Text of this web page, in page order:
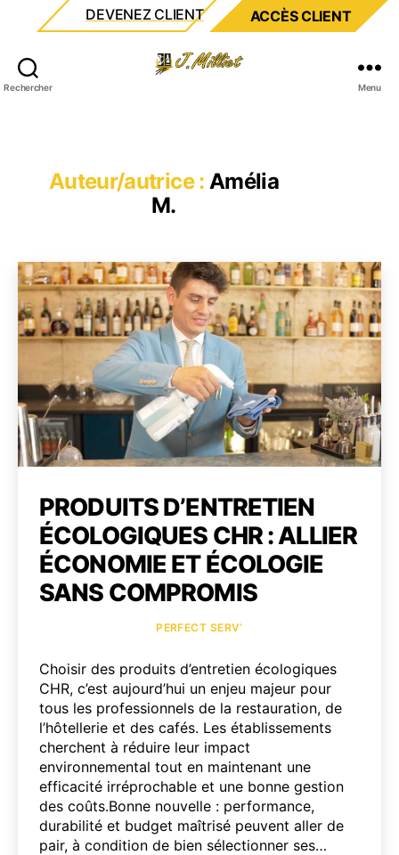
DEVENEZ CLIENT ACCÈS CLIENT
Rechercher Menu
Auteur/autrice : Amélia
M.
PRODUITS D’ENTRETIEN
ÉCOLOGIQUES CHR : ALLIER
ÉCONOMIE ET ÉCOLOGIE
SANS COMPROMIS
PERFECT SERV’
Choisir des produits d’entretien écologiques
CHR, c’est aujourd’hui un enjeu majeur pour
tous les professionnels de la restauration, de
l’hôtellerie et des cafés. Les établissements
cherchent à réduire leur impact
environnemental tout en maintenant une
efficacité irréprochable et une bonne gestion
des coûts.Bonne nouvelle : performance,
durabilité et budget maîtrisé peuvent aller de
pair, à condition de bien sélectionner ses…